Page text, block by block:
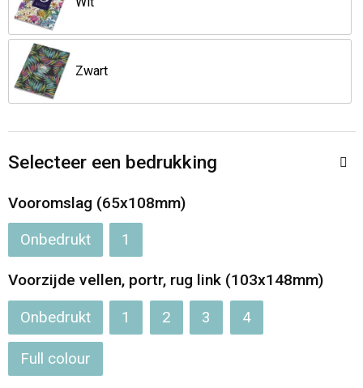
Opvouwbare tassen
Waterbestendige tassen
Strandtassen
Katoenen draagtassen
Rugzakken
Zwart
Selecteer een bedrukking
Vooromslag (65x108mm)
Onbedrukt 1
Voorzijde vellen, portr, rug link (103x148mm)
Onbedrukt 1 2 3 4
Full colour